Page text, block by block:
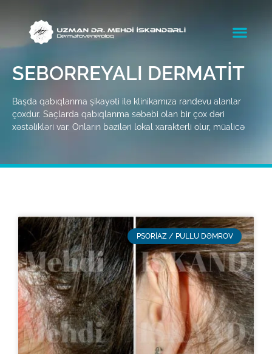
SEBORREYALI DERMATIT
Başda qabıqlanma şikayəti ilə klinikamıza randevu alanlar
çoxdur. Saçlarda qabıqlanma səbəbi olan bir çox dəri
xəstəlikləri var. Onların bəziləri lokal xarakterli olur, müalicə
PSORIAZ / PULLU DƏMROV